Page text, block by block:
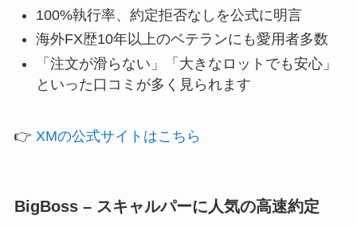
100%執行率、約定拒否なしを公式に明言
海外FX歴10年以上のベテランにも愛用者多数
「注文が滑らない」「大きなロットでも安心」
といった口コミが多く見られます
👉 XMの公式サイトはこちら
BigBoss – スキャルパーに人気の高速約定